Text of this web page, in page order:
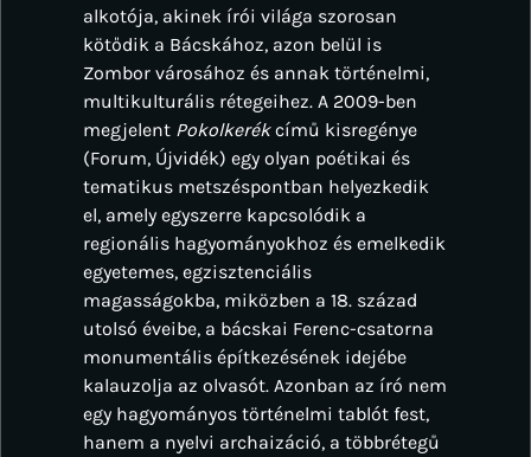
alkotója, akinek írói világa szorosan
kötődik a Bácskához, azon belül is
Zombor városához és annak történelmi,
multikulturális rétegeihez. A 2009-ben
megjelent Pokolkerékcímű kisregénye
(Forum, Újvidék) egy olyan poétikai és
tematikus metszéspontban helyezkedik
el, amely egyszerre kapcsolódik a
regionális hagyományokhoz és emelkedik
egyetemes, egzisztenciális
magasságokba, miközben a 18. század
utolsó éveibe, a bácskai Ferenc-csatorna
monumentális építkezésének idejébe
kalauzolja az olvasót. Azonban az író nem
egy hagyományos történelmi tablót fest,
hanem a nyelvi archaizáció, a többrétegű